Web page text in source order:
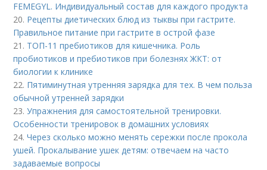
FEMEGYL. Индивидуальный состав для каждого продукта
20. Рецепты диетических блюд из тыквы при гастрите.
Правильное питание при гастрите в острой фазе
21. ТОП-11 пребиотиков для кишечника. Роль
пробиотиков и пребиотиков при болезнях ЖКТ: от
биологии к клинике
22. Пятиминутная утренняя зарядка для тех. В чем польза
обычной утренней зарядки
23.Упражнения для самостоятельной тренировки.
Особенности тренировок в домашних условиях
24.Через сколько можно менять сережки после прокола
ушей. Прокалывание ушек детям: отвечаем на часто
задаваемые вопросы